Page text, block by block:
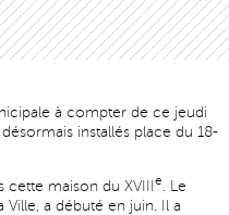
à compter de ce jeudi
installés place du 18-
cette maison du XVIIIe
. Le
Ville, a débuté en juin. Il a